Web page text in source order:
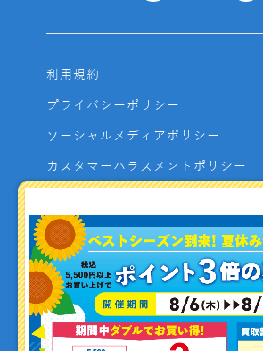
利用規約
プライバシーポリシー
ソーシャルメディアポリシー
カスタマーハラスメントポリシー
よくあるご質問
お問い合わせ
利用者資金の保全方法